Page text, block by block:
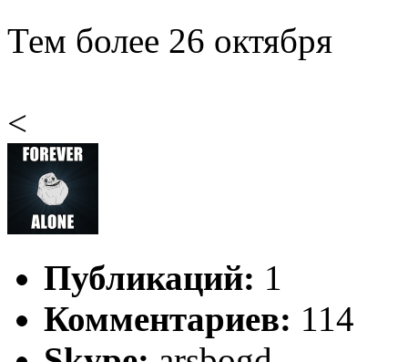
Тем более 26 октября
<
Публикаций: 1
Комментариев: 114